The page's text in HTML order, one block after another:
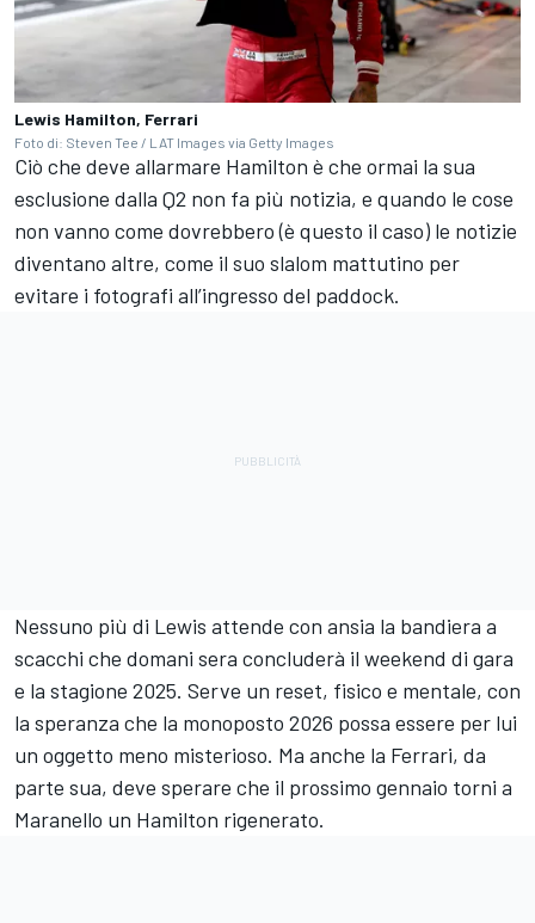
Lewis Hamilton, Ferrari
Foto di: Steven Tee / LAT Images via Getty Images
Ciò che deve allarmare Hamilton è che ormai la sua
esclusione dalla Q2 non fa più notizia, e quando le cose
non vanno come dovrebbero (è questo il caso) le notizie
diventano altre, come il suo slalom mattutino per
evitare i fotografi all’ingresso del paddock.
Nessuno più di Lewis attende con ansia la bandiera a
scacchi che domani sera concluderà il weekend di gara
e la stagione 2025. Serve un reset, fisico e mentale, con
la speranza che la monoposto 2026 possa essere per lui
un oggetto meno misterioso. Ma anche la Ferrari, da
parte sua, deve sperare che il prossimo gennaio torni a
Maranello un Hamilton rigenerato.